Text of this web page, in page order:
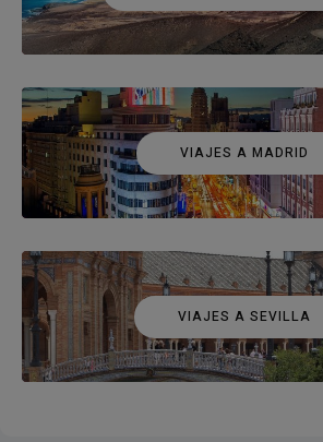
VIAJES A MADRID
VIAJES A SEVILLA